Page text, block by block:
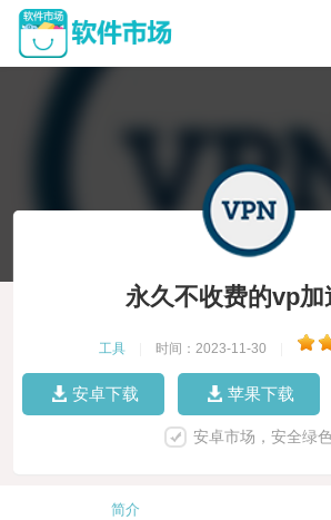
永久不收费的vp加
工具 时间：2023-11-30
安卓下载 苹果下载
安卓市场，安全绿
简介